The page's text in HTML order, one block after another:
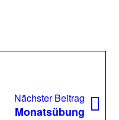
Nächster Beitrag
Monatsübung